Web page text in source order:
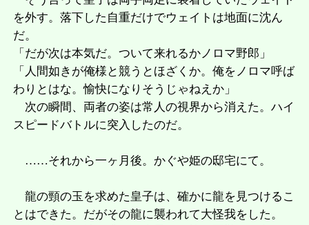
を外す。落下した自重だけでウェイトは地面に沈ん
だ。
「だが次は本気だ。ついて来れるかノロマ野郎」
「人間如きが俺様と競うとほざくか。俺をノロマ呼ば
わりとはな。愉快になりそうじゃねえか」
次の瞬間、両者の姿は常人の視界から消えた。ハイ
スピードバトルに突入したのだ。
……それから一ヶ月後。かぐや姫の邸宅にて。
龍の頸の玉を求めた皇子は、確かに龍を見つけるこ
とはできた。だがその龍に襲われて大怪我をした。